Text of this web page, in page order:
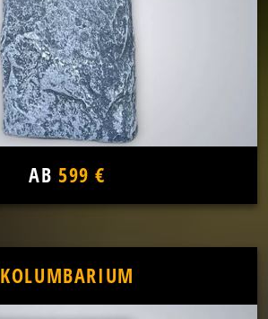
AB 599 €
KOLUMBARIUM